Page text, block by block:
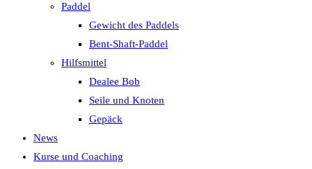
Paddel
Gewicht des Paddels
Bent-Shaft-Paddel
Hilfsmittel
Dealee Bob
Seile und Knoten
Gepäck
News
Kurse und Coaching